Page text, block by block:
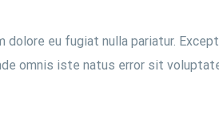
eu fugiat nulla pariatur.
omnis iste natus error sit